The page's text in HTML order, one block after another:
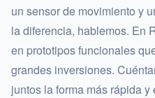
un sensor de movimiento y
la diferencia, hablemos. En
en prototipos funcionales
grandes inversiones.
juntos la forma más rápida